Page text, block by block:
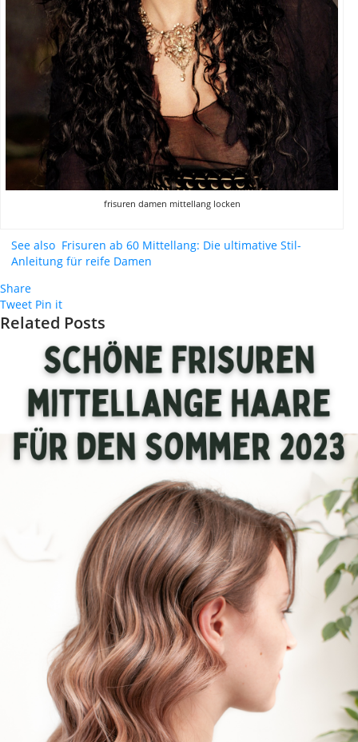
frisuren damen mittellang locken
See also Frisuren ab 60 Mittellang: Die ultimative Stil-
Anleitung für reife Damen
Share
Tweet Pin it
Related Posts